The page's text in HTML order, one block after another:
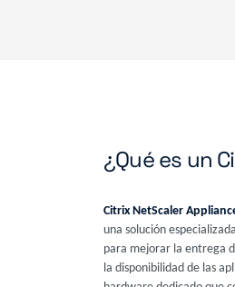
¿Qué es un
Citrix NetScaler
una solución
para mejorar la entrega
la disponibilidad de las